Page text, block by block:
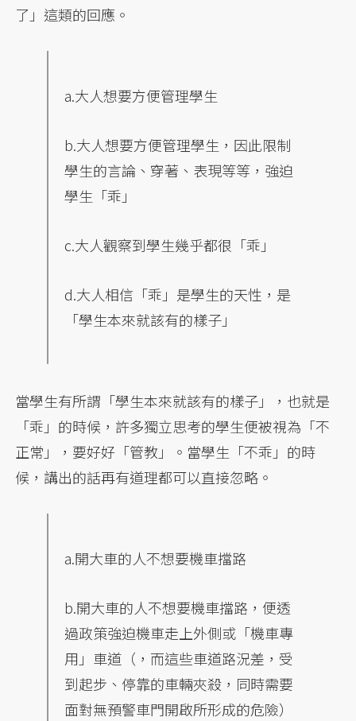
了」這類的回應。
a.大人想要方便管理學生
b.大人想要方便管理學生，因此限制
學生的言論、穿著、表現等等，強迫
學生「乖」
c.大人觀察到學生幾乎都很「乖」
d.大人相信「乖」是學生的天性，是
「學生本來就該有的樣子」
當學生有所謂「學生本來就該有的樣子」，也就是
「乖」的時候，許多獨立思考的學生便被視為「不
正常」，要好好「管教」。當學生「不乖」的時
候，講出的話再有道理都可以直接忽略。
a.開大車的人不想要機車擋路
b.開大車的人不想要機車擋路，便透
過政策強迫機車走上外側或「機車專
用」車道（，而這些車道路況差，受
到起步、停靠的車輛夾殺，同時需要
面對無預警車門開啟所形成的危險）